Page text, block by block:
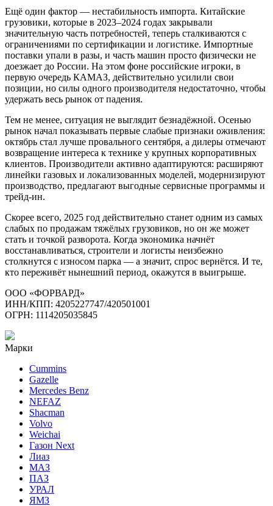
Ещё один фактор — нестабильность импорта. Китайские
грузовики, которые в 2023–2024 годах закрывали
значительную часть потребностей, теперь сталкиваются с
ограничениями по сертификации и логистике. Импортные
поставки упали в разы, и часть машин просто физически не
доезжает до России. На этом фоне российские игроки, в
первую очередь КАМАЗ, действительно усилили свои
позиции, но силы одного производителя недостаточно, чтобы
удержать весь рынок от падения.
Тем не менее, ситуация не выглядит безнадёжной. Осенью
рынок начал показывать первые слабые признаки оживления:
октябрь стал лучше провального сентября, а дилеры отмечают
возвращение интереса к технике у крупных корпоративных
клиентов. Производители активно адаптируются: расширяют
линейки газовых и локализованных моделей, модернизируют
производство, предлагают выгодные сервисные программы и
трейд-ин.
Скорее всего, 2025 год действительно станет одним из самых
слабых по продажам тяжёлых грузовиков, но он же может
стать и точкой разворота. Когда экономика начнёт
восстанавливаться, строители и логисты неизбежно
столкнутся с износом парка — а значит, спрос вернётся. И те,
кто переживёт нынешний период, окажутся в выигрыше.
ООО «ФОРВАРД»
ИНН/КПП: 4205227747/420501001
ОГРН: 1114205035845
Марки
Cummins
Gazelle
Mercedes Benz
NEFAZ
Shacman
Volvo
Weichai
Газон Next
Лиаз
МАЗ
ПАЗ
УРАЛ
ЯМЗ